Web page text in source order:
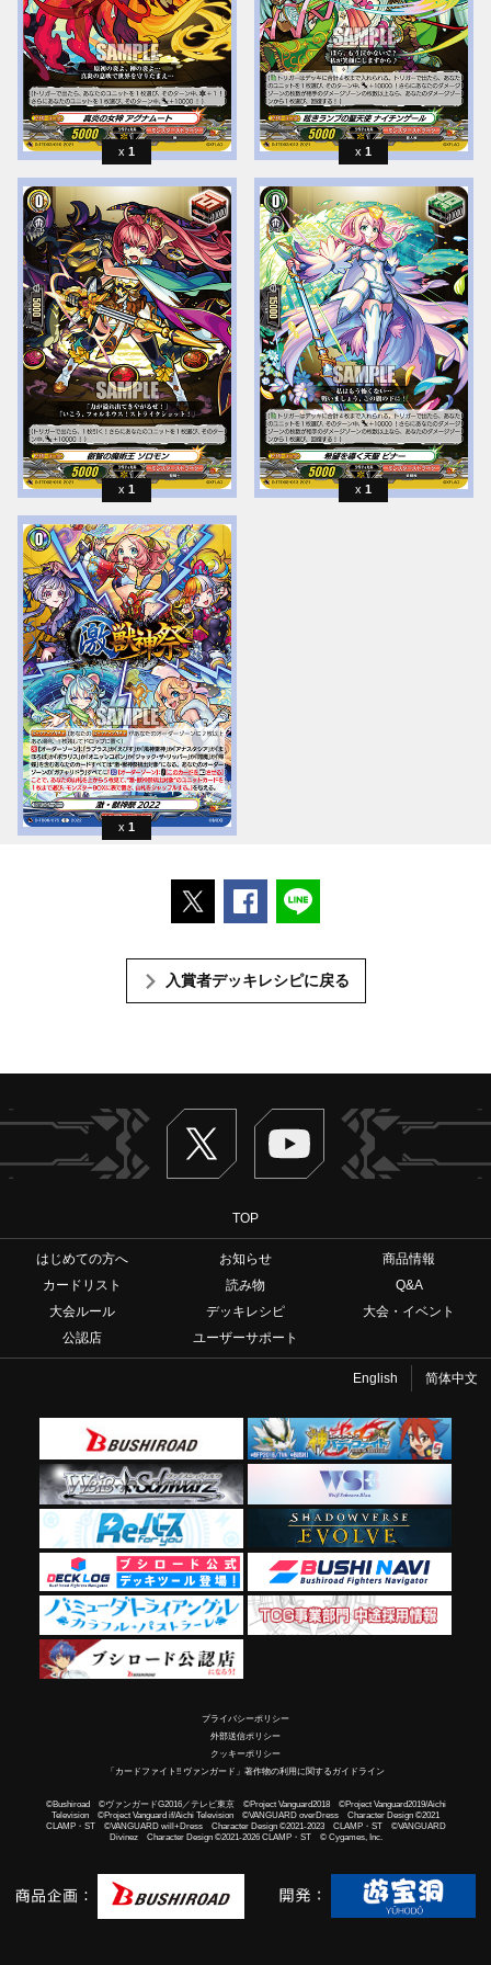
1 1
1 1
1
ポストするFacebookでシェアする
入賞者デッキレシピに戻る
Twitter ヴァンガードch
TOP
はじめての方へ お知らせ
商品情報
カードリスト
読み物
Q&A
大会ルール
デッキレシピ
大会・イベント
公認店
ユーザーサポート
English 简体中文
プライバシーポリシー
外部送信ポリシー
クッキーポリシー
「カードファイト!! ヴァンガード」著作物の利用に関するガイドライン
©Bushiroad ©ヴァンガードG2016／テレビ東京 ©Project Vanguard2018 ©Project Vanguard2019/Aichi
Television ©Project Vanguard if/Aichi Television ©VANGUARD overDress Character Design ©2021
CLAMP・ST ©VANGUARD will+Dress Character Design ©2021-2023 CLAMP・ST ©VANGUARD
Divinez Character Design ©2021-2026 CLAMP・ST © Cygames, Inc.